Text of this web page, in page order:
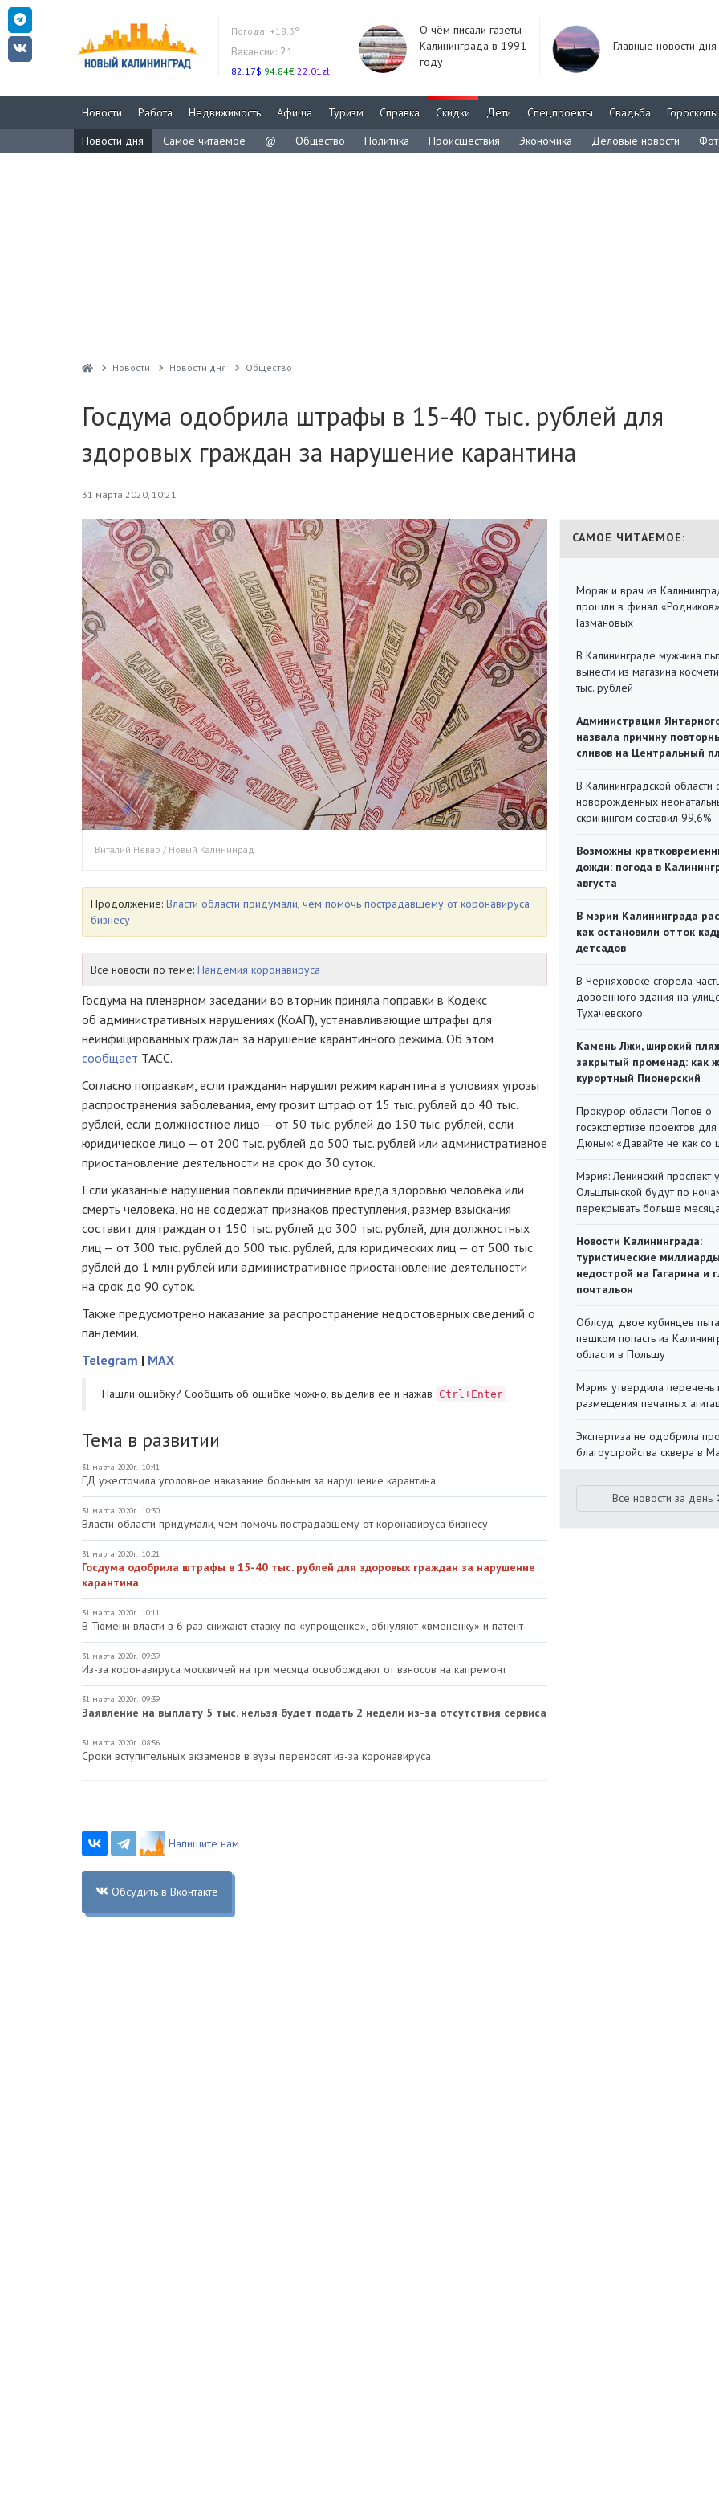
Погода: +18.3°
Вакансии: 21
82.17$ 94.84€ 22.01zł
О чём писали газеты
Калининграда в 1991
году
Главные новости дня
Новости Работа Недвижимость Афиша Туризм Справка Скидки Дети Спецпроекты Свадьба
Гороскопы
Новости дня
Самое читаемое @ Общество Политика Происшествия Экономика Деловые новости
Новости Новости дня Общество
Госдума одобрила штрафы в 15-40 тыс. рублей для
здоровых граждан за нарушение карантина
31 марта 2020, 10:21
Виталий Невар / Новый Калининрад
Продолжение: Власти области придумали, чем помочь пострадавшему от коронавируса
бизнесу
Все новости по теме: Пандемия коронавируса
Госдума на пленарном заседании во вторник приняла поправки в Кодекс
об административных нарушениях (КоАП), устанавливающие штрафы для
неинфицированных граждан за нарушение карантинного режима. Об этом
сообщает ТАСС.
Согласно поправкам, если гражданин нарушил режим карантина в условиях угрозы
распространения заболевания, ему грозит штраф от 15 тыс. рублей до 40 тыс.
рублей, если должностное лицо — от 50 тыс. рублей до 150 тыс. рублей, если
юридическое лицо — от 200 тыс. рублей до 500 тыс. рублей или административное
приостановление деятельности на срок до 30 суток.
Если указанные нарушения повлекли причинение вреда здоровью человека или
смерть человека, но не содержат признаков преступления, размер взыскания
составит для граждан от 150 тыс. рублей до 300 тыс. рублей, для должностных
лиц — от 300 тыс. рублей до 500 тыс. рублей, для юридических лиц — от 500 тыс.
рублей до 1 млн рублей или административное приостановление деятельности
на срок до 90 суток.
Также предусмотрено наказание за распространение недостоверных сведений о
пандемии.
Telegram | MAX
Нашли ошибку? Cообщить об ошибке можно, выделив ее и нажав Ctrl+Enter
Тема в развитии
31 марта 2020г., 10:41
ГД ужесточила уголовное наказание больным за нарушение карантина
31 марта 2020г., 10:30
Власти области придумали, чем помочь пострадавшему от коронавируса бизнесу
31 марта 2020г., 10:21
Госдума одобрила штрафы в 15-40 тыс. рублей для здоровых граждан за нарушение
карантина
31 марта 2020г., 10:11
В Тюмени власти в 6 раз снижают ставку по «упрощенке», обнуляют «вмененку» и патент
31 марта 2020г., 09:39
Из-за коронавируса москвичей на три месяца освобождают от взносов на капремонт
31 марта 2020г., 09:39
Заявление на выплату 5 тыс. нельзя будет подать 2 недели из-за отсутствия сервиса
31 марта 2020г., 08:56
Сроки вступительных экзаменов в вузы переносят из-за коронавируса
Напишите нам
Обсудить в Вконтакте
САМОЕ ЧИТАЕМОЕ:
Моряк и врач из
прошли в финал «Родников»
Газмановых
В Калининграде мужчина
вынести из магазина
тыс. рублей
Администрация
назвала причину
сливов на Центральный
В Калининградской области
новорожденных
скринингом составил 99,6%
Возможны
дожди: погода в
августа
В мэрии Калининграда
как остановили отток
детсадов
В Черняховске сгорела
довоенного здания на
Тухачевского
Камень Лжи, широкий
закрытый променад: как
курортный Пионерский
Прокурор области Попов о
госэкспертизе проектов
Дюны»: «Давайте не как со
Мэрия: Ленинский проспект у
Ольштынской будут по
перекрывать больше месяца
Новости Калининграда:
туристические
недострой на Гагарина и
почтальон
Облсуд: двое кубинцев
пешком попасть из
области в Польшу
Мэрия утвердила перечень
размещения печатных
Экспертиза не одобрила
благоустройства сквера в
Все новости за день